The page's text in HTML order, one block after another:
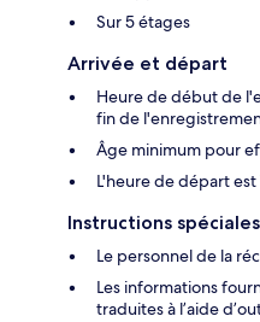
Sur 5 étages
Arrivée et départ
Heure de début de
fin de
Âge minimum pour
L'heure de départ est
Instructions
Le personnel de la
Les informations
traduites à l’aide